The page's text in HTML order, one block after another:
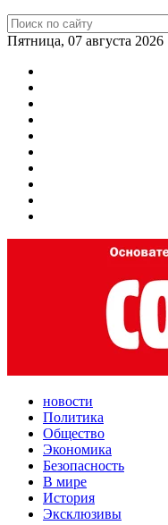
Пятница, 07 августа 2026
новости
Политика
Общество
Экономика
Безопасность
В мире
История
Эксклюзивы